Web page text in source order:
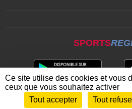
SPORTS
Envie de participer ?
Ce site utilise des cookies et vous
ceux que vous souhaitez activer
Tout accepter
Tout